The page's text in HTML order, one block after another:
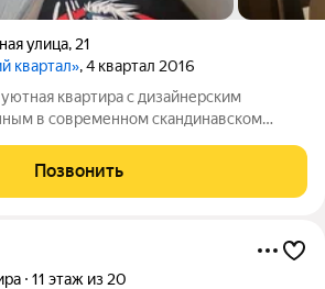
улица, 21
квартал», 4 квартал 2016
квартира с дизайнерским
в современном скандинавском
функциональная планировка и
хочется
Позвонить
11 этаж из 20